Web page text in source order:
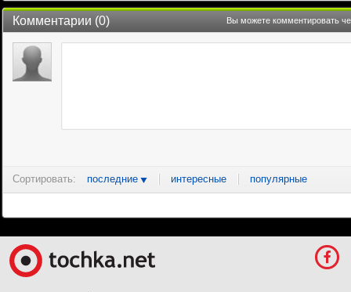
Комментарии (0) Вы можете комментировать
Сортировать: последние интересные популярные